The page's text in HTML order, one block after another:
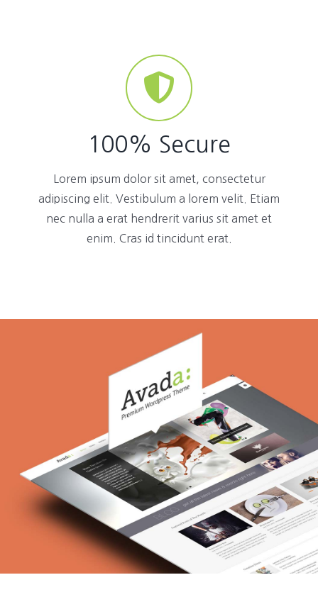
100% Secure
Lorem ipsum dolor sit amet, consectetur
adipiscing elit. Vestibulum a lorem velit. Etiam
nec nulla a erat hendrerit varius sit amet et
enim. Cras id tincidunt erat.